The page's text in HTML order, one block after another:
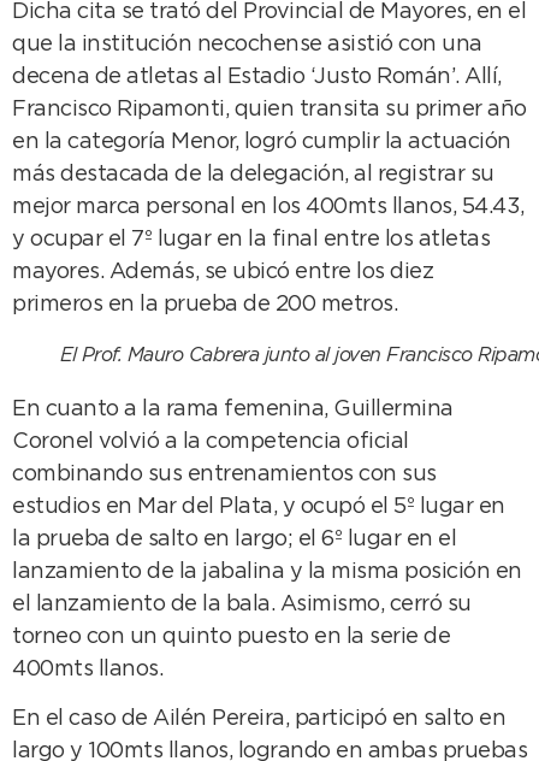
Dicha cita se trató del Provincial de Mayores, en el
que la institución necochense asistió con una
decena de atletas al Estadio ‘Justo Román’. Allí,
Francisco Ripamonti, quien transita su primer año
en la categoría Menor, logró cumplir la actuación
más destacada de la delegación, al registrar su
mejor marca personal en los 400mts llanos, 54.43,
y ocupar el 7º lugar en la final entre los atletas
mayores. Además, se ubicó entre los diez
primeros en la prueba de 200 metros.
El Prof. Mauro Cabrera junto al joven Francisco
En cuanto a la rama femenina, Guillermina
Coronel volvió a la competencia oficial
combinando sus entrenamientos con sus
estudios en Mar del Plata, y ocupó el 5º lugar en
la prueba de salto en largo; el 6º lugar en el
lanzamiento de la jabalina y la misma posición en
el lanzamiento de la bala. Asimismo, cerró su
torneo con un quinto puesto en la serie de
400mts llanos.
En el caso de Ailén Pereira, participó en salto en
largo y 100mts llanos, logrando en ambas pruebas